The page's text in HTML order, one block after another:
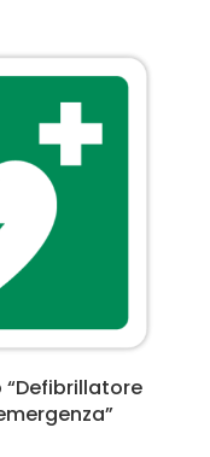
“Defibrillatore